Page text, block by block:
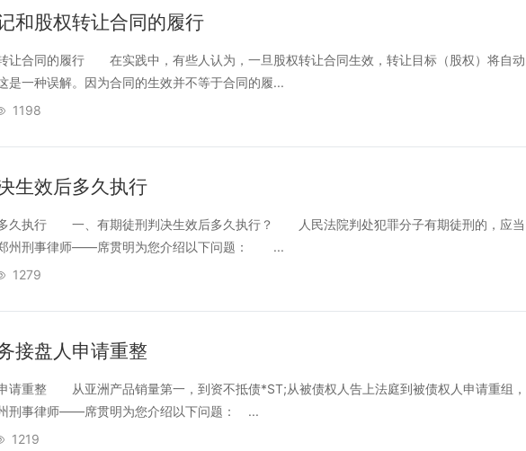
和股权转让合同的履行
合同的履行 在实践中，有些人认为，一旦股权转让合同生效，转让目标（股权）将自动
是一种误解。因为合同的生效并不等于合同的履...
1198
生效后多久执行
久执行 一、有期徒刑判决生效后多久执行？ 人民法院判处犯罪分子有期徒刑的，应当
郑州刑事律师——席贯明为您介绍以下问题： ...
1279
接盘人申请重整
重整 从亚洲产品销量第一，到资不抵债*ST;从被债权人告上法庭到被债权人申请重组，
刑事律师——席贯明为您介绍以下问题： ...
1219